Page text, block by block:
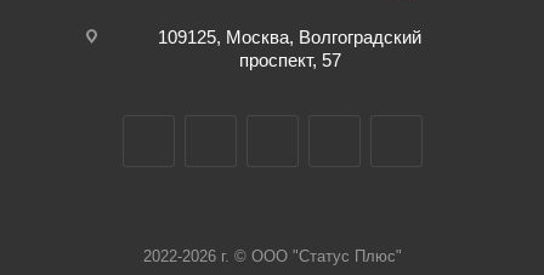
109125, Москва, Волгоградский
проспект, 57
2022-2026 г. © ООО "Статус Плюс"